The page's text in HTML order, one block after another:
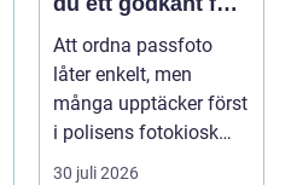
utan stress
Att ordna passfoto
låter enkelt, men
många upptäcker först
i polisens fotokiosk
eller hos fotografen...
30 juli 2026